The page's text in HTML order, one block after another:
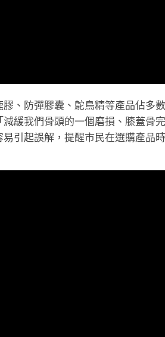
、防彈膠囊、鴕鳥精等產品佔多
緩我們骨頭的一個磨損、膝蓋骨
引起誤解，提醒市民在選購產品